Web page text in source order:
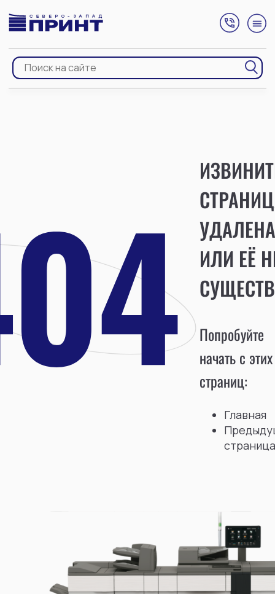
УДАЛЕНА
ИЛИ ЕЁ
Попробуйте
начать с этих
страниц:
Главная
страница